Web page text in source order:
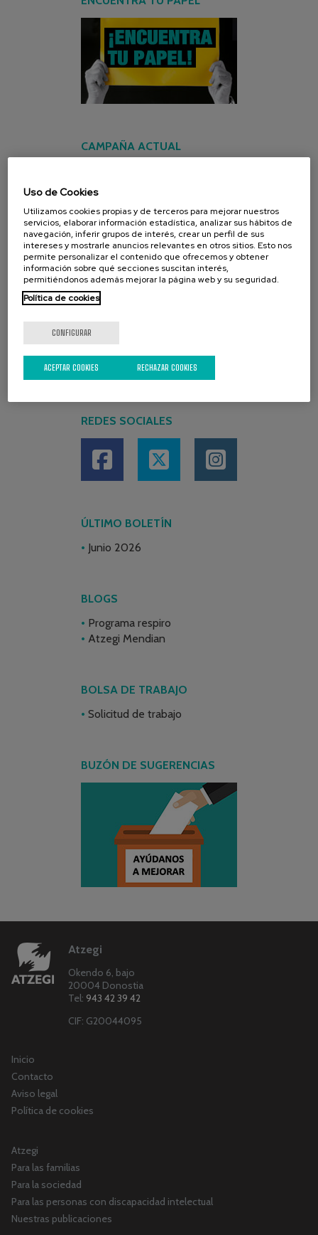
CAMPAÑA ACTUAL
REDES SOCIALES
ÚLTIMO BOLETÍN
Junio 2026
BLOGS
Programa respiro
Atzegi Mendian
BOLSA DE TRABAJO
Solicitud de trabajo
BUZÓN DE SUGERENCIAS
Atzegi
Okendo 6, bajo
20004 Donostia
Tel: 943 42 39 42
CIF: G20044095
Inicio
Contacto
Aviso legal
Política de cookies
Atzegi
Para las familias
Para la sociedad
Para las personas con discapacidad intelectual
Nuestras publicaciones
Uso de Cookies
Utilizamos cookies propias y de terceros para mejorar nuestros
servicios, elaborar información estadística, analizar sus hábitos de
navegación, inferir grupos de interés, crear un perfil de sus
intereses y mostrarle anuncios relevantes en otros sitios. Esto nos
permite personalizar el contenido que ofrecemos y obtener
información sobre qué secciones suscitan interés,
permitiéndonos además mejorar la página web y su seguridad.
Política de cookies
CONFIGURAR
RECHAZAR COOKIES
ACEPTAR COOKIES